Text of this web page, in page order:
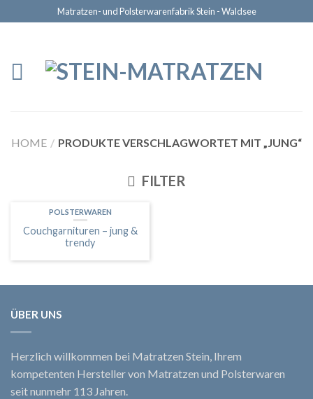
Matratzen- und Polsterwarenfabrik Stein - Waldsee
HOME / PRODUKTE VERSCHLAGWORTET MIT „JUNG“
FILTER
POLSTERWAREN
Couchgarnituren – jung &
trendy
ÜBER UNS
Herzlich willkommen bei Matratzen Stein, Ihrem
kompetenten Hersteller von Matratzen und Polsterwaren
seit nunmehr 113 Jahren.